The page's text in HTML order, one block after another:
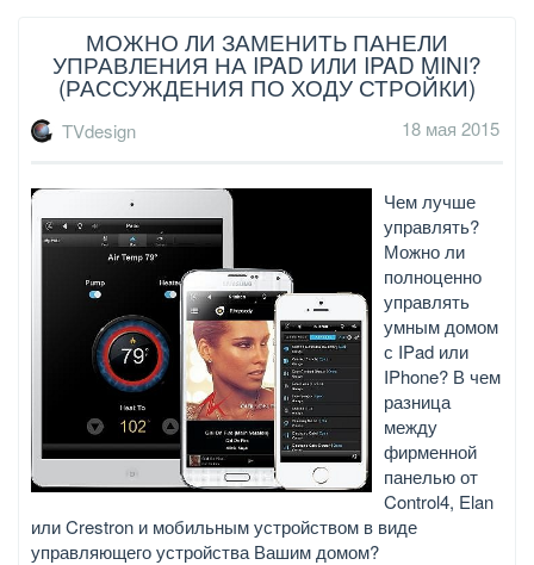
МОЖНО ЛИ ЗАМЕНИТЬ ПАНЕЛИ
УПРАВЛЕНИЯ НА IPAD ИЛИ IPAD MINI?
(РАССУЖДЕНИЯ ПО ХОДУ СТРОЙКИ)
TVdesign 18 мая 2015
Чем лучше
управлять?
Можно ли
полноценно
управлять
умным домом
с IPad или
IPhone? В чем
разница
между
фирменной
панелью от
Control4, Elan
или Crestron и мобильным устройством в виде
управляющего устройства Вашим домом?